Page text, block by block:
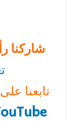
شاركنا
تابعنا